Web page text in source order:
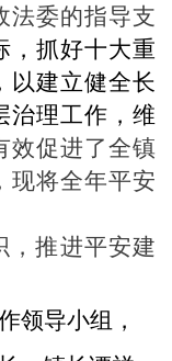
法委的指导支
，抓好十大重
以建立健全长
治理工作，维
效促进了全镇
现将全年平安
，推进平安建
领导小组，